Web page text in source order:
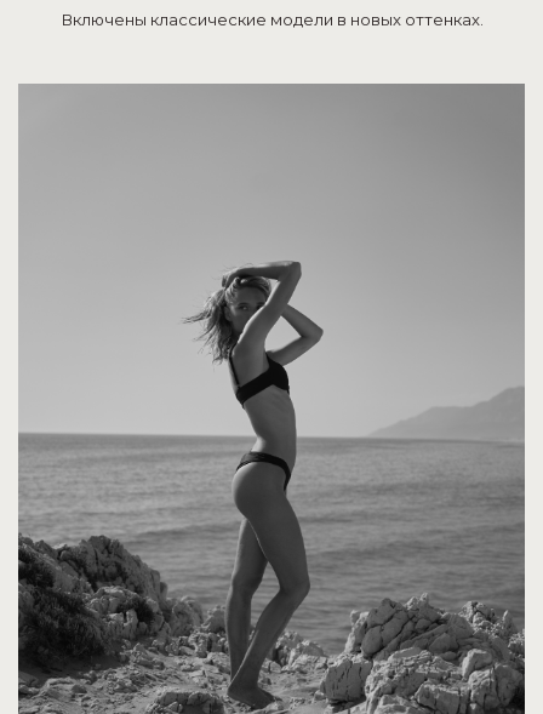
Включены классические модели в новых оттенках.